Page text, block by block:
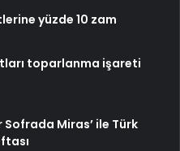
yüzde 10 zam
toparlanma işareti
Sofrada Miras’ ile Türk